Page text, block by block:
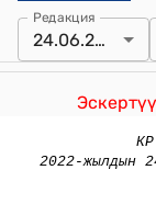
Редакция
24.06.2022